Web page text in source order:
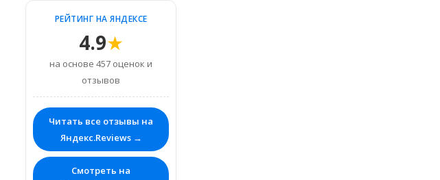
РЕЙТИНГ НА ЯНДЕКСЕ
4.9★
на основе 457 оценок и
отзывов
Читать все отзывы на
Яндекс.Reviews →
Смотреть на